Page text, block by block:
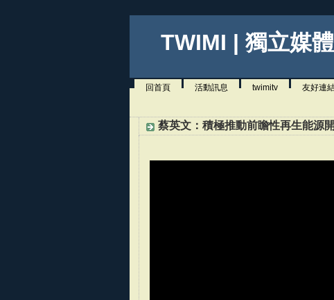
TWIMI | 獨立媒體
回首頁 活動訊息 twimitv 友好連
蔡英文：積極推動前瞻性再生能源